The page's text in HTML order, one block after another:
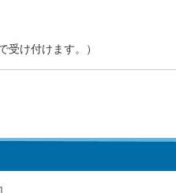
受け付けます。）